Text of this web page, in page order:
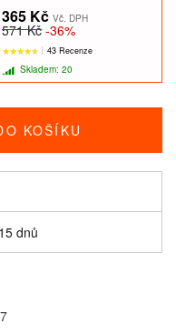
365 Kč Vč. DPH
571 Kč -36%
43 Recenze
Skladem: 20
KOŠÍKU
dnů